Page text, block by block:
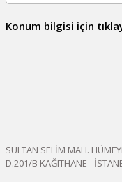
Konum bilgisi için
SULTAN SELİM MAH.
D.201/B KAĞITHANE -